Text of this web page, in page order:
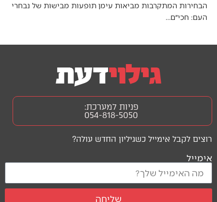
הבחירות המתקרבות מביאות עימן תופעות מבישות של נבחרי
העם: חכי״ם…
רוצים לקבל אימייל כשגיליון החדש עולה?
אימייל
שליחה
פניות למערכת:
054-818-5050